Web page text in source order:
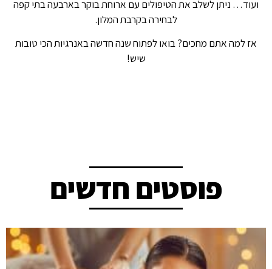
ועוד… ניתן לשלב את הטיפולים עם ארוחת בוקר בארבעה בתי קפה
לבחירה בקרבת המלון.
אז למה אתם מחכים? בואו לפתוח שנה חדשה באנרגיות הכי טובות
שיש!
פוסטים חדשים